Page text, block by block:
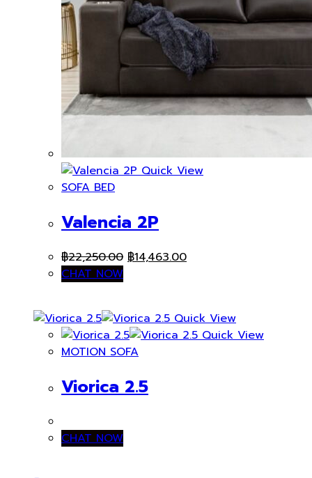
Quick View
SOFA BED
Valencia 2P
฿22,250.00 Original
฿14,463.00Current
CHAT NOW
Quick View
Quick View
MOTION SOFA
Viorica 2.5
CHAT NOW